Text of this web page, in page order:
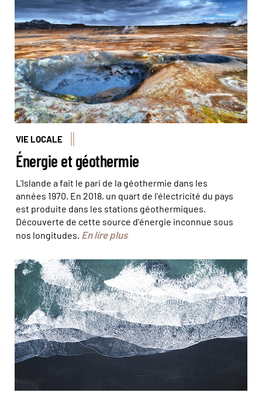
VIE LOCALE
Énergie et géothermie
L'Islande a fait le pari de la géothermie dans les
années 1970. En 2018, un quart de l'électricité du pays
est produite dans les stations géothermiques.
Découverte de cette source d'énergie inconnue sous
nos longitudes. En lire plus
© Icelandic Explorer / Visit Iceland